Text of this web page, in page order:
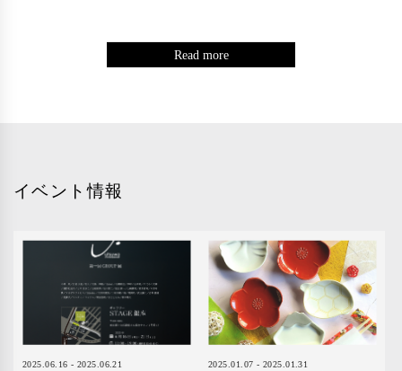
Read more
イベント情報
2025.06.16 - 2025.06.21 2025.01.07 - 2025.01.31